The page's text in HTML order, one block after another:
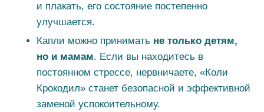
и плакать, его состояние постепенно
улучшается.
Капли можно принимать не только детям,
но и мамам. Если вы находитесь в
постоянном стрессе, нервничаете, «Коли
Крокодил» станет безопасной и эффективной
заменой успокоительному.